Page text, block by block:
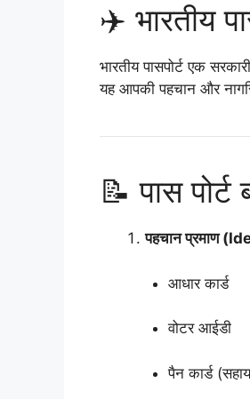
✈️ भारतीय
भारतीय पासपोर्ट एक
यह आपकी पहचान और
📝 पास
पहचान प्रमाण
आधार कार्ड
वोटर आईडी
पैन कार्ड